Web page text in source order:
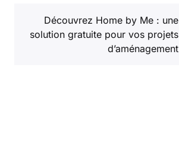
Découvrez Home by Me : une
solution gratuite pour vos projets
d’aménagement